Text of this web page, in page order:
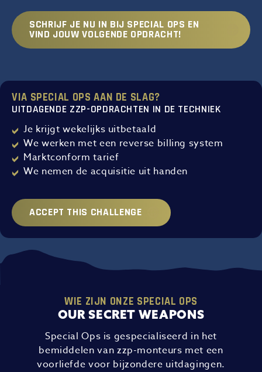
SCHRIJF JE NU IN BIJ SPECIAL OPS EN
VIND JOUW VOLGENDE OPDRACHT!
VIA SPECIAL OPS AAN DE SLAG?
UITDAGENDE ZZP-OPDRACHTEN IN DE TECHNIEK
Je krijgt wekelijks uitbetaald
We werken met een reverse billing system
Marktconform tarief
We nemen de acquisitie uit handen
ACCEPT THIS CHALLENGE
WIE ZIJN ONZE SPECIAL OPS
OUR SECRET WEAPONS
Special Ops is gespecialiseerd in het
bemiddelen van zzp-monteurs met een
voorliefde voor bijzondere uitdagingen.